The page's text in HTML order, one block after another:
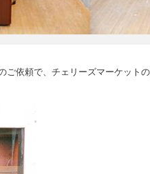
ご依頼で、チェリーズマーケット